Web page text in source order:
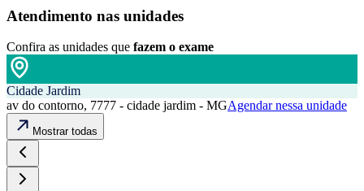
Atendimento nas unidades
Confira as unidades que fazem o exame
Cidade Jardim
av do contorno, 7777 - cidade jardim - MGAgendar nessa unidade
Mostrar todas